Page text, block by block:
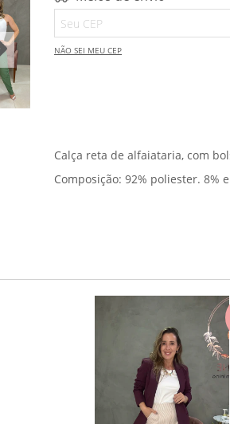
NÃO SEI MEU CEP
Calça reta de alfaiataria, com
Composição: 92% poliester. 8%